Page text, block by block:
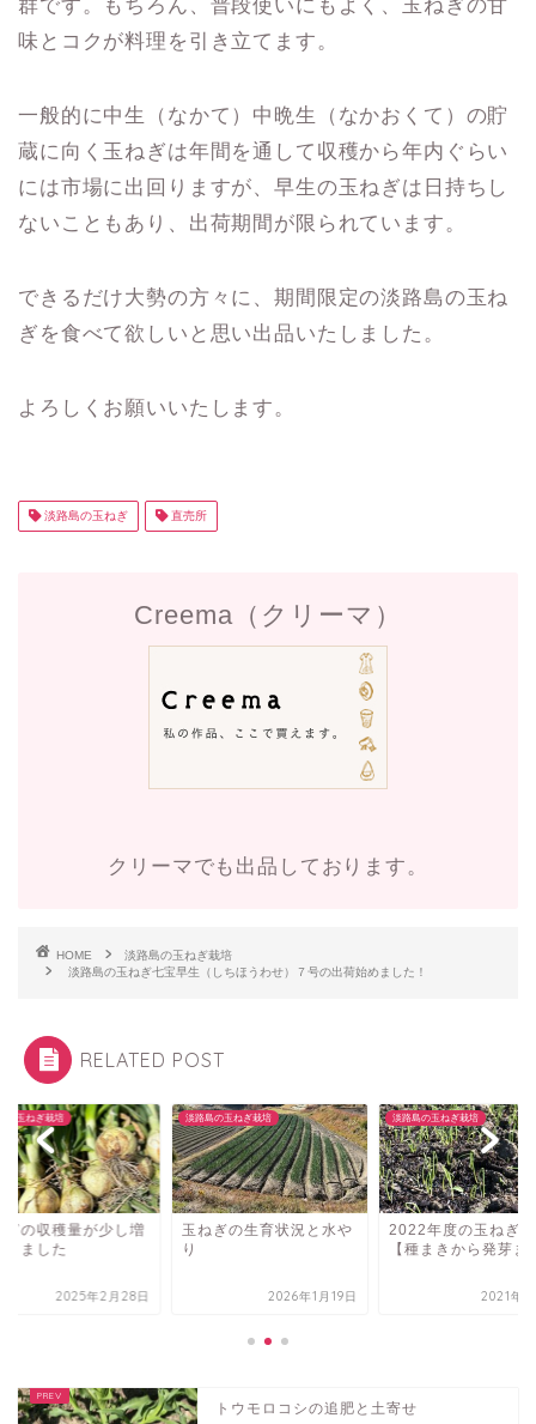
群です。もちろん、普段使いにもよく、玉ねぎの甘
味とコクが料理を引き立てます。
一般的に中生（なかて）中晩生（なかおくて）の貯
蔵に向く玉ねぎは年間を通して収穫から年内ぐらい
には市場に出回りますが、早生の玉ねぎは日持ちし
ないこともあり、出荷期間が限られています。
できるだけ大勢の方々に、期間限定の淡路島の玉ね
ぎを食べて欲しいと思い出品いたしました。
よろしくお願いいたします。
淡路島の玉ねぎ 直売所
Creema（クリーマ）
クリーマでも出品しております。
HOME
淡路島の玉ねぎ栽培
淡路島の玉ねぎ七宝早生（しちほうわせ）７号の出荷始めました！
RELATED POST
の玉ねぎ栽培
ぎの収穫量が少し増
きました
2025年2月28日
淡路島の玉ねぎ栽培
玉ねぎの生育状況と水や
り
2026年1月19日
淡路島の玉ねぎ栽培
2022年度の玉ねぎ
【種まきから発芽ま
2021年9
トウモロコシの追肥と土寄せ